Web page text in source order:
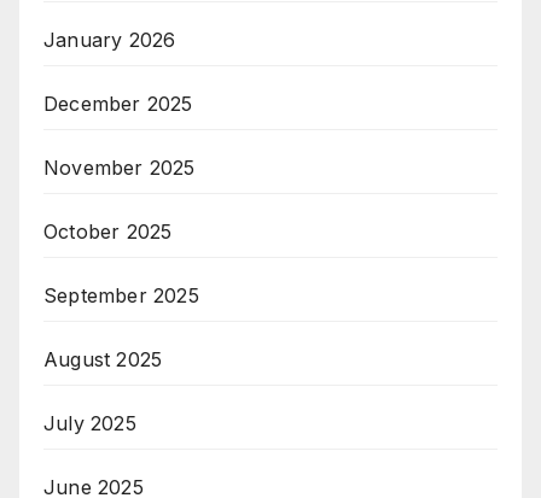
January 2026
December 2025
November 2025
October 2025
September 2025
August 2025
July 2025
June 2025